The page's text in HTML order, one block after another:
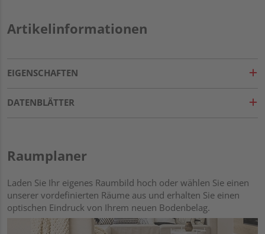
Artikelinformationen
EIGENSCHAFTEN
DATENBLÄTTER
Raumplaner
Laden Sie Ihr eigenes Raumbild hoch oder wählen Sie einen
unserer vordefinierten Räume aus und erhalten Sie einen
optischen Eindruck von Ihrem neuen Bodenbelag.